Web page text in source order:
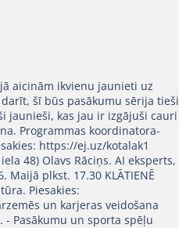
aicinām ikvienu jaunieti uz
šī būs pasākumu sērija tieši
jaunieši, kas jau ir izgājuši cauri
Programmas koordinatora-
https://ej.uz/kotalak1
48) Olavs Rāciņs. AI eksperts,
plkst. 17.30 KLĀTIENĒ
Piesakies:
un karjeras veidošana
- Pasākumu un sporta spēļu